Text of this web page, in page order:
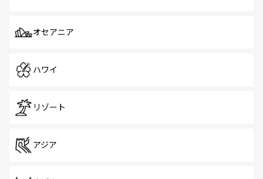
オセアニア
ハワイ
リゾート
アジア